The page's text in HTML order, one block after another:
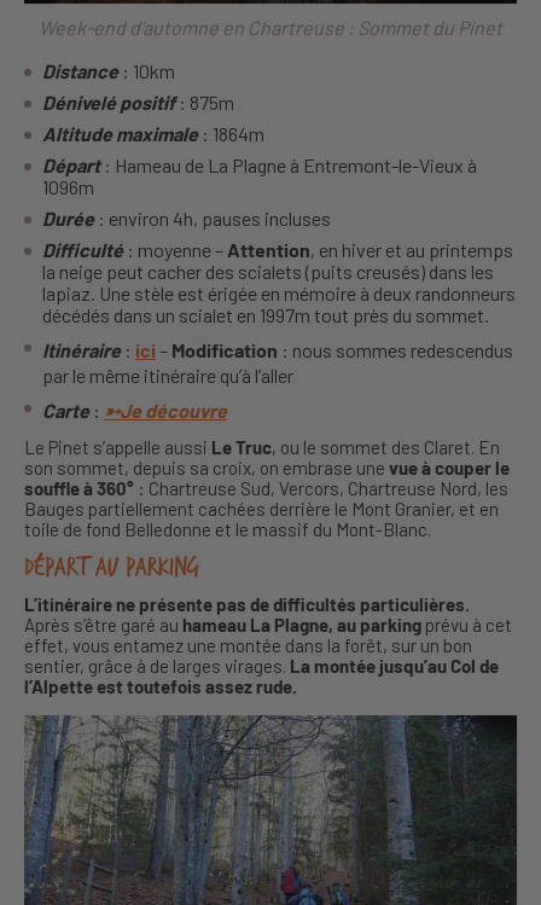
Week-end d’automne en Chartreuse : Sommet du Pinet
Distance: 10km
Dénivelé positif: 875m
Altitude maximale: 1864m
Départ: Hameau de La Plagne à Entremont-le-Vieux à
1096m
Durée: environ 4h, pauses incluses
Difficulté: moyenne – Attention, en hiver et au printemps
la neige peut cacher des scialets (puits creusés) dans les
lapiaz. Une stèle est érigée en mémoire à deux randonneurs
décédés dans un scialet en 1997m tout près du sommet.
Itinéraire : ici – Modification : nous sommes redescendus
par le même itinéraire qu’à l’aller
Carte: ➳Je découvre
Le Pinet s’appelle aussi Le Truc, ou le sommet des Claret. En
son sommet, depuis sa croix, on embrase une vue à couper le
souffle à 360° : Chartreuse Sud, Vercors, Chartreuse Nord, les
Bauges partiellement cachées derrière le Mont Granier, et en
toile de fond Belledonne et le massif du Mont-Blanc.
Départ au parking
L’itinéraire ne présente pas de difficultés particulières.
Après s’être garé au hameau La Plagne, au parking prévu à cet
effet, vous entamez une montée dans la forêt, sur un bon
sentier, grâce à de larges virages. La montée jusqu’au Col de
l’Alpette est toutefois assez rude.